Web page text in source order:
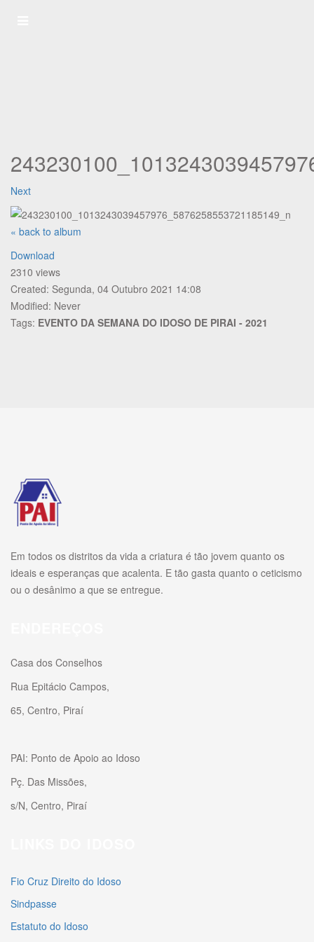
Next
« back to album
Download
2310 views
Created: Segunda, 04 Outubro 2021 14:08
Modified: Never
Tags: EVENTO DA SEMANA DO IDOSO DE PIRAI - 2021
Em todos os distritos da vida a criatura é tão jovem quanto os
ideais e esperanças que acalenta. E tão gasta quanto o ceticismo
ou o desânimo a que se entregue.
Casa dos Conselhos
Rua Epitácio Campos,
65, Centro, Piraí
PAI: Ponto de Apoio ao Idoso
Pç. Das Missões,
s/N, Centro, Piraí
Fio Cruz Direito do Idoso
Sindpasse
Estatuto do Idoso